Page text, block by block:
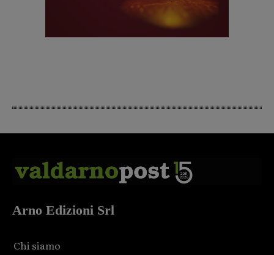
Arno Edizioni Srl
Chi siamo